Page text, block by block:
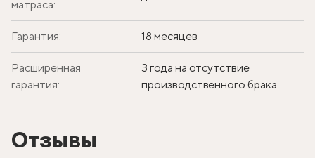
матраса:
Гарантия: 18 месяцев
Расширенная
гарантия:
3 года на отсутствие
производственного брака
Отзывы